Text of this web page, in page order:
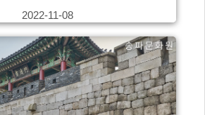
2022-11-08